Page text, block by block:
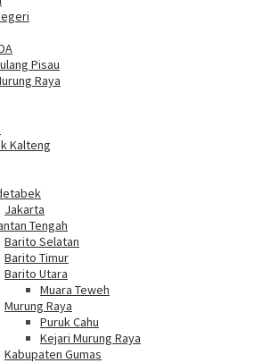
Pisau
Raya
Kalteng
Jakarta
Tengah
Barito Selatan
Barito Timur
Barito Utara
Muara Teweh
Murung Raya
Puruk Cahu
Kejari Murung Raya
Kabupaten Gumas